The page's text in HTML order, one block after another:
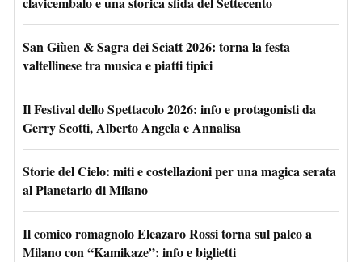
San Giùen & Sagra dei Sciatt 2026: torna la festa
valtellinese tra musica e piatti tipici
Il Festival dello Spettacolo 2026: info e protagonisti da
Gerry Scotti, Alberto Angela e Annalisa
Storie del Cielo: miti e costellazioni per una magica serata
al Planetario di Milano
Il comico romagnolo Eleazaro Rossi torna sul palco a
Milano con “Kamikaze”: info e biglietti